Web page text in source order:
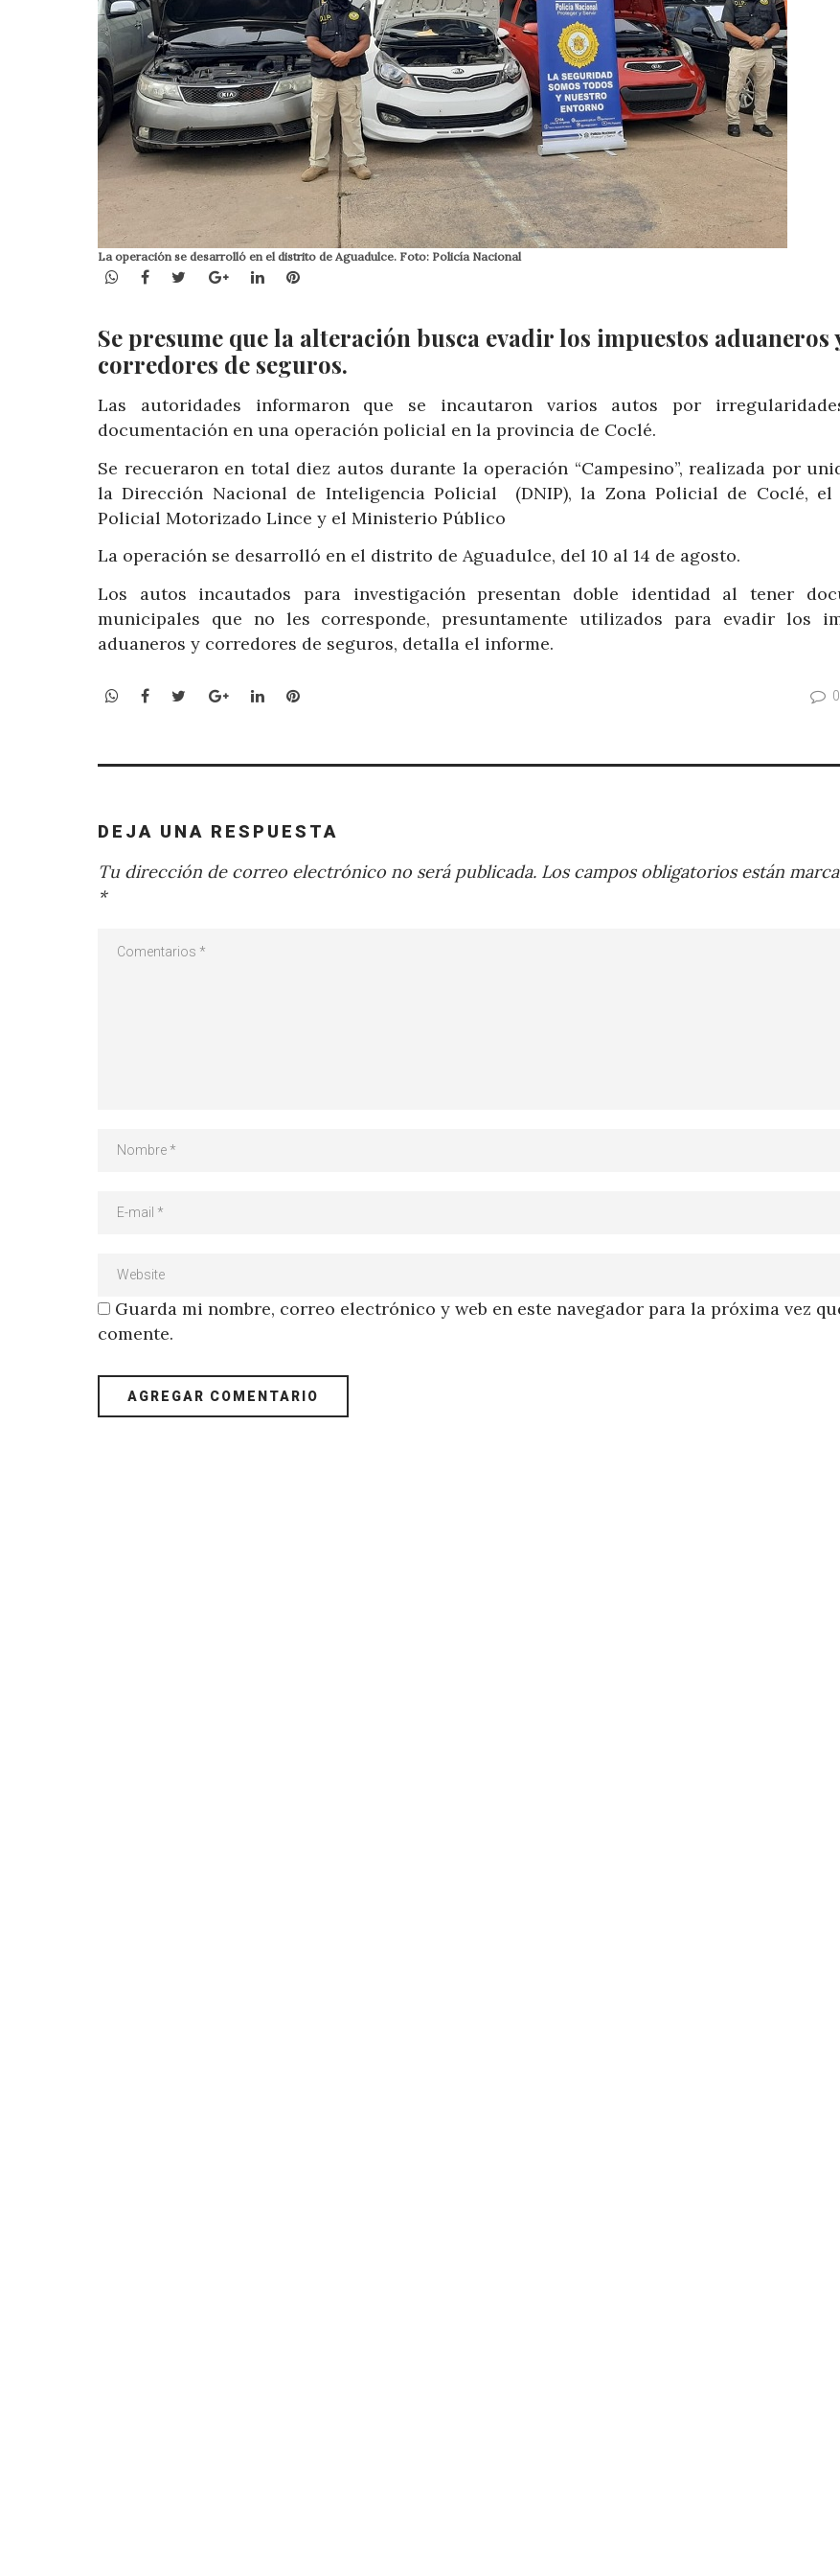
La operación se desarrolló en el distrito de Aguadulce. Foto: Policía Nacional
WhatsApp
Facebook
TwitterGoogle+LinkedInPinterest
Se presume que la alteración busca evadir los impuestos aduaneros
corredores de seguros.
Las autoridades informaron que se incautaron varios autos por
documentación en una operación policial en la provincia de Coclé.
Se recueraron en total diez autos durante la operación “Campesino”, realizada por
la Dirección Nacional de Inteligencia Policial (DNIP), la Zona Policial de Coclé, el
Policial Motorizado Lince y el Ministerio Público
La operación se desarrolló en el distrito de Aguadulce, del 10 al 14 de agosto.
Los autos incautados para investigación presentan doble identidad al tener
municipales que no les corresponde, presuntamente utilizados para evadir los
aduaneros y corredores de seguros, detalla el informe.
WhatsApp
Facebook
TwitterGoogle+LinkedInPinterest
DEJA UNA RESPUESTA
Tu dirección de correo electrónico no será publicada. Los campos obligatorios están
*
Guarda mi nombre, correo electrónico y web en este navegador para la próxima vez
comente.